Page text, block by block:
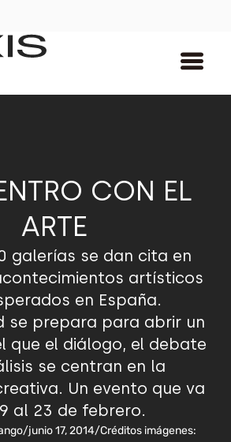
CON EL
ARTE
galerías se dan cita en
artísticos
en España.
se prepara para abrir un
que el diálogo, el debate
se centran en la
Un evento que va
al 23 de febrero.
/junio 17, 2014/Créditos imágenes: